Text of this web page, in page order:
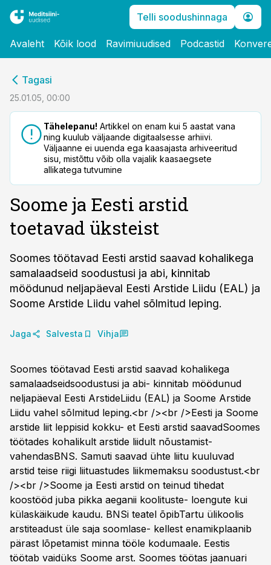
Telli soodushinnaga
Avaleht Kõik lood Ravimiuudised Podcastid
Tagasi
25.01.05, 00:00
Tähelepanu! Artikkel on enam kui 5 aastat vana
ning kuulub väljaande digitaalsesse arhiivi.
Väljaanne ei uuenda ega kaasajasta arhiveeritud
sisu, mistõttu võib olla vajalik kaasaegsete
allikatega tutvumine
Soome ja Eesti arstid
toetavad üksteist
Soomes töötavad Eesti arstid saavad kohalikega
samalaadseid soodustusi ja abi, kinnitab
möödunud neljapäeval Eesti Arstide Liidu (EAL) ja
Soome Arstide Liidu vahel sõlmitud leping.
Jaga Salvesta Vihja
Soomes töötavad Eesti arstid saavad kohalikega
samalaadseidsoodustusi ja abi- kinnitab möödunud
neljapäeval Eesti ArstideLiidu (EAL) ja Soome Arstide
Liidu vahel sõlmitud leping.<br /><br />Eesti ja Soome
arstide liit leppisid kokku- et Eesti arstid saavadSoomes
töötades kohalikult arstide liidult nõustamist-
vahendasBNS. Samuti saavad ühte liitu kuuluvad
arstid teise riigi liituastudes liikmemaksu soodustust.<br
/><br />Soome ja Eesti arstid on teinud tihedat
koostööd juba pikka aeganii koolituste- loengute kui
külaskäikude kaudu. BNSi teatel õpibTartu ülikoolis
arstiteadust üle saja soomlase- kellest enamikplaanib
pärast lõpetamist minna tööle kodumaale. Eestis
töötab vaidüks Soome arst. Soomes töötas jaanuari